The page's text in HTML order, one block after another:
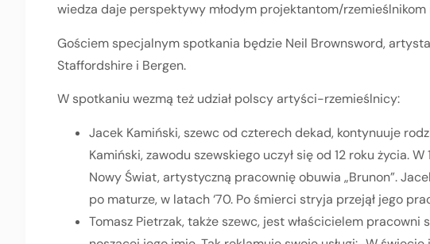
wiedza daje perspektywy młodym projektantom/
Gościem specjalnym spotkania będzie Neil Brownsword,
Staffordshire i Bergen.
W spotkaniu wezmą też udział polscy artyści-rzemieślnicy:
Jacek Kamiński, szewc od czterech dekad, kontynuuje
Kamiński, zawodu szewskiego uczył się od 12 roku życia.
Nowy Świat, artystyczną pracownię obuwia „Brunon”.
po maturze, w latach ‘70. Po śmierci stryja przejął jego
Tomasz Pietrzak, także szewc, jest właścicielem pracowni